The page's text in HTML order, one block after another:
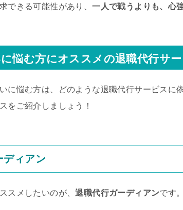
できる可能性があり、一人で戦うよりも、心
悩む方にオススメの退職代行サー
に悩む方は、どのような退職代行サービスに
をご紹介しましょう！
ディアン
スメしたいのが、退職代行ガーディアンです。